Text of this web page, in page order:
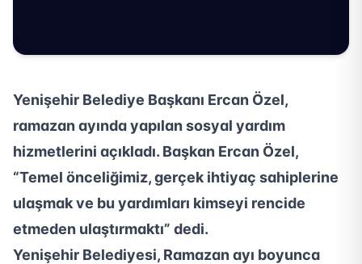
Yenişehir Belediye Başkanı Ercan Özel,
ramazan ayında yapılan sosyal yardım
hizmetlerini açıkladı. Başkan Ercan Özel,
“Temel önceliğimiz, gerçek ihtiyaç sahiplerine
ulaşmak ve bu yardımları kimseyi rencide
etmeden ulaştırmaktı” dedi.
Yenişehir Belediyesi, Ramazan ayı boyunca